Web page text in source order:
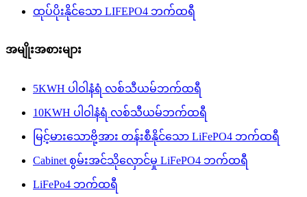
ထုပ်ပိုးနိုင်သော LIFEPO4 ဘက်ထရီ
အမျိုးအစားများ
5KWH ပါဝါနံရံ လစ်သီယမ်ဘက်ထရီ
10KWH ပါဝါနံရံ လစ်သီယမ်ဘက်ထရီ
မြင့်မားသောဗို့အား တန်းစီနိုင်သော LiFePO4 ဘက်ထရီ
Cabinet စွမ်းအင်သိုလှောင်မှု LiFePO4 ဘက်ထရီ
LiFePo4 ဘက်ထရီ